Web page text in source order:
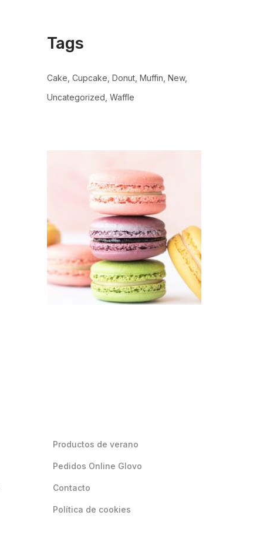
Tags
Cake Cupcake Donut Muffin New
Uncategorized Waffle
Productos de verano
Pedidos Online Glovo
Contacto
Política de cookies